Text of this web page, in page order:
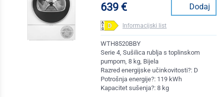
639 € Dodaj
Informacijski list
WTH8520BBY
Serie 4, Sušilica rublja s toplinskom
pumpom, 8 kg, Bijela
Razred energijske učinkovitosti?: D
Potrošnja energije?: 119 kWh
Kapacitet sušenja?: 8 kg